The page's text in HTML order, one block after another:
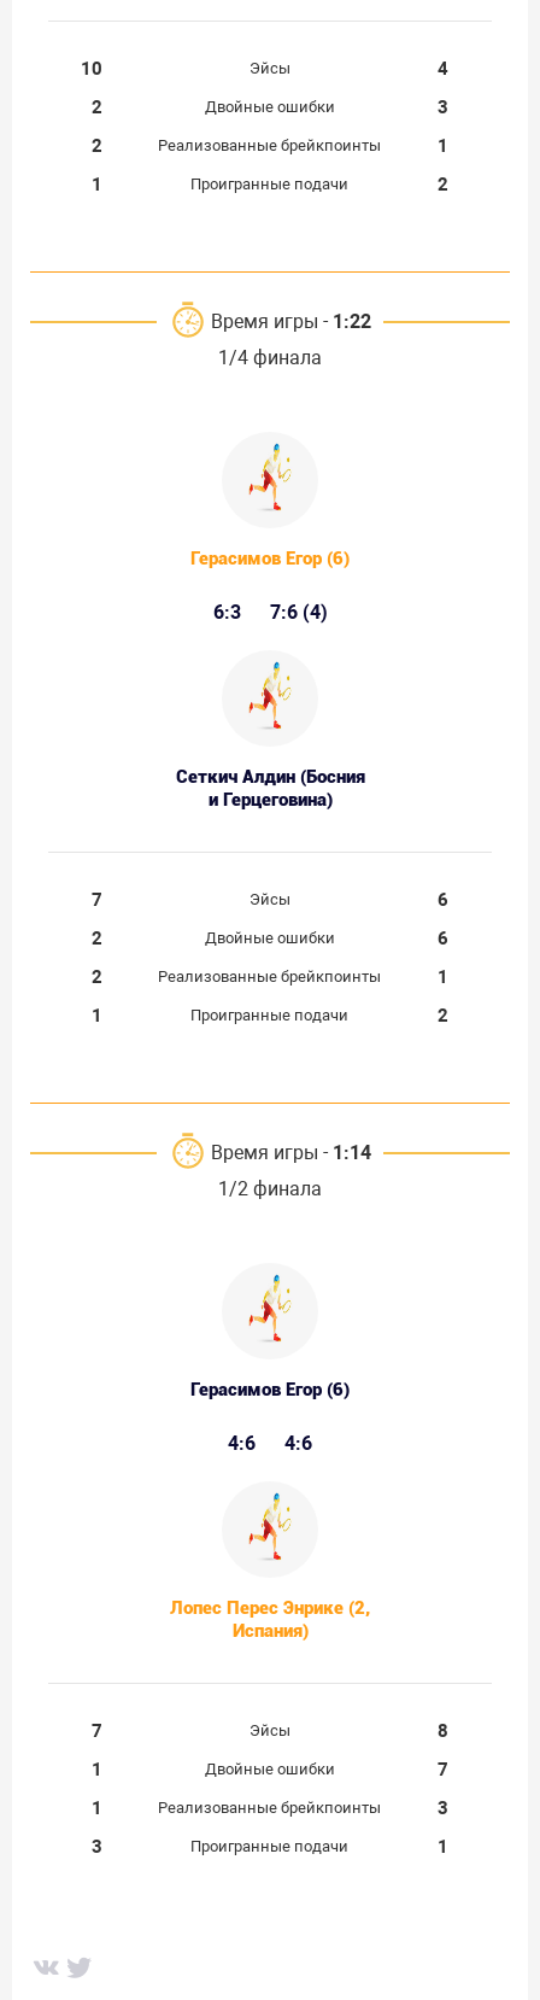
10 Эйсы
4
2
Двойные ошибки
3
2
Реализованные брейкпоинты
1
1
Проигранные подачи 2
Время игры - 1:22
1/4 финала
Герасимов Егор (6)
6:3 7:6 (4)
Сеткич Алдин (Босния
и Герцеговина)
7 Эйсы
6
2
Двойные ошибки
6
2
Реализованные брейкпоинты
1
1
Проигранные подачи 2
Время игры - 1:14
1/2 финала
Герасимов Егор (6)
4:6 4:6
Лопес Перес Энрике (2,
Испания)
7 Эйсы
8
1
Двойные ошибки
7
1
Реализованные брейкпоинты
3
3
Проигранные подачи 1